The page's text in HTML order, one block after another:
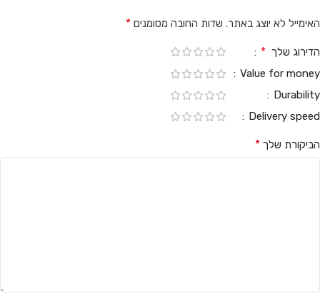
האימייל לא יוצג באתר. שדות החובה מסומנים *
הדירוג שלך *
Value for money
Durability
Delivery speed
הביקורת שלך *